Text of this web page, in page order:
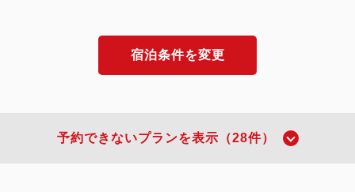
宿泊条件を変更
予約できないプランを表示（28件）